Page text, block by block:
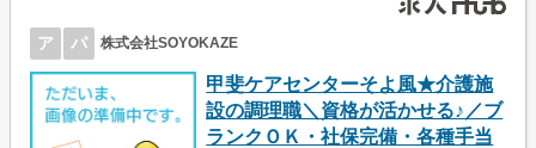
ア パ 株式会社SOYOKAZE
甲斐ケアセンターそよ風★介護施
設の調理職＼資格が活かせる♪／ブ
ランクＯＫ・社保完備・各種手当